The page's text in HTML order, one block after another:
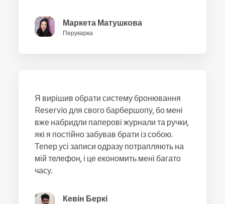
Маркета Матушкова
Перукарка
Я вирішив обрати систему бронювання
Reservio для свого барбершопу, бо мені
вже набридли паперові журнали та ручки,
які я постійно забував брати із собою.
Тепер усі записи одразу потрапляють на
мій телефон, і це економить мені багато
часу.
Кевін Беркі